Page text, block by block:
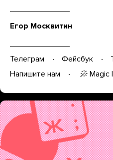
Егор Москвитин
Телеграм Фейсбук
Напишите нам
Magic